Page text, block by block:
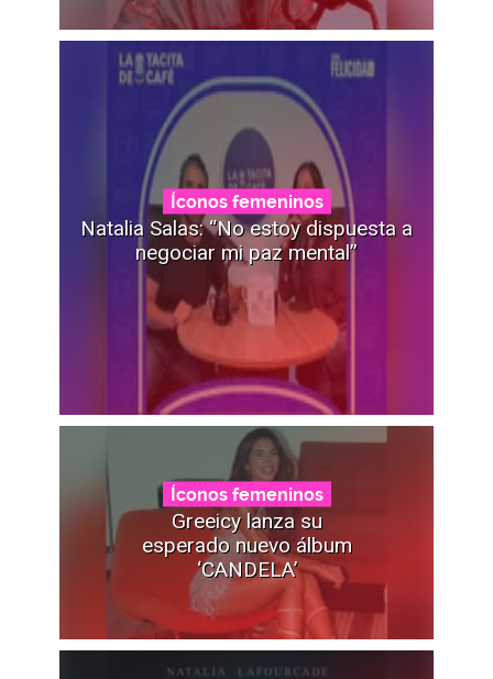
Íconos femeninos
Natalia Salas: “No estoy dispuesta a
negociar mi paz mental”
Íconos femeninos
Greeicy lanza su
esperado nuevo álbum
‘CANDELA’